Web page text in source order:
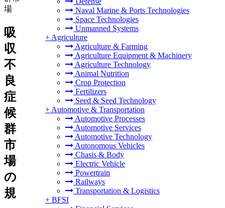
Naval Marine & Ports Technologies
Space Technologies
Unmanned Systems
+ Agriculture
Agriculture & Farming
Agriculture Equipment & Machinery
Agriculture Technology
Animal Nutrition
Crop Protection
Fertilizers
Seed & Seed Technology
+ Automotive & Transportation
Automotive Processes
Automotive Services
Automotive Technology
Autonomous Vehicles
Chasis & Body
Electric Vehicle
Powertrain
Railways
Transportation & Logistics
+ BFSI
場
吸
収
不
良
症
候
群
市
場
の
規